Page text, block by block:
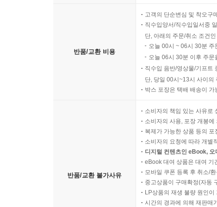
반품/교환 비용
고객의 단순변심 및 착오구
직수입양서/직수입일서중
단, 아래의 주문/취소 조건
오늘 00시 ~ 06시 30분
오늘 06시 30분 이후 주
직수입 음반/영상물/기프트
단, 당일 00시~13시 사이의
박스 포장은 택배 배송이
반품/교환 불가사유
소비자의 책임 있는 사유로
소비자의 사용, 포장 개봉
복제가 가능한 상품 등의
소비자의 요청에 따라 개별
디지털 컨텐츠인 eBook,
eBook 대여 상품은 대여 기
모바일 쿠폰 등록 후 취소/
중고상품이 구매확정(자동
LP상품의 재생 불량 원인
시간의 경과에 의해 재판매